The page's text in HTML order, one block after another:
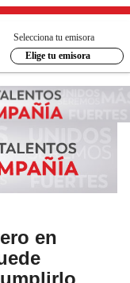
Selecciona tu emisora
Elige tu emisora
en